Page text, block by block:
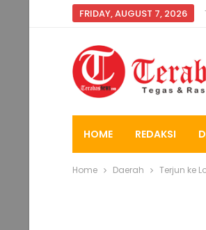
FRIDAY, AUGUST 7, 2026
HOME REDAKSI
Home Daerah Terjun ke